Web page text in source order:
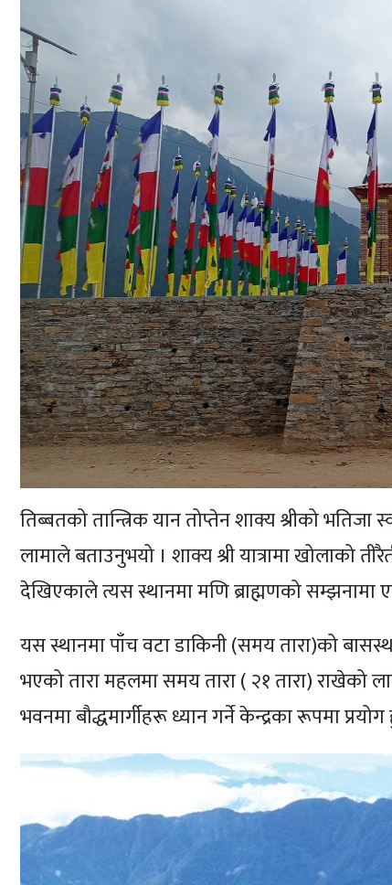
तिब्बतको तान्त्रिक यान तोप्तेन शाक्य श्रीको
लामाले बताउनुभयो । शाक्य श्री यात्रामा खोलाको
देखिएकाले त्यस स्थानमा मणि ब्राह्मणको सम्झनामा
यस स्थानमा पाँच वटा डाकिनी (समय तारा)को
भएको तारा महलमा समय तारा ( २१ तारा) राखेको
भवनमा बौद्धमार्गीहरू ध्यान गर्ने केन्द्रका रूपमा